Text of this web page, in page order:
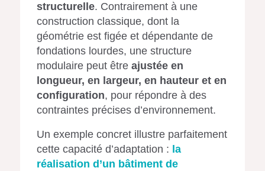
structurelle. Contrairement à une
construction classique, dont la
géométrie est figée et dépendante de
fondations lourdes, une structure
modulaire peut êtreajustée en
longueur, en largeur, en hauteur et en
configuration, pour répondre à des
contraintes précises d’environnement.
Un exemple concret illustre parfaitement
cette capacité d’adaptation : la
réalisation d’un bâtiment de